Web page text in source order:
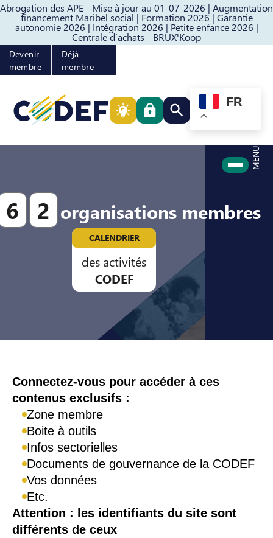
Abrogation des APE - Mise à jour au 01-07-2026 | Augmentation
financement Maribel social | Formation 2026 | Garantie
autonomie 2026 | Intégration 2026 | Petite enfance 2026 |
Centrale d’achats - BRUX'Koop
Passer au contenuPasser au pied de page
Devenir
membre
Déjà
membre
Rechercher quelque
FR
MENU
6 2 organisations membres
CALENDRIER
des activités
CODEF
Connexion
Connectez-vous pour accéder à ces
contenus exclusifs :
Zone membre
Boite à outils
Infos sectorielles
Documents de gouvernance de la CODEF
Vos données
Etc.
Attention : les identifiants du site sont
différents de ceux